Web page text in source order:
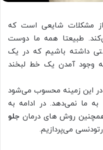
از مشکلات شایعی است که
طبیعتا همه ما دوست
داشته باشیم که در یک
وجود آمدن یک خط لبخند
در این زمینه محسوب می‌شود
به ما نمی‌دهد. در ادامه به
روش های درمان جلو
می‌پردازیم.